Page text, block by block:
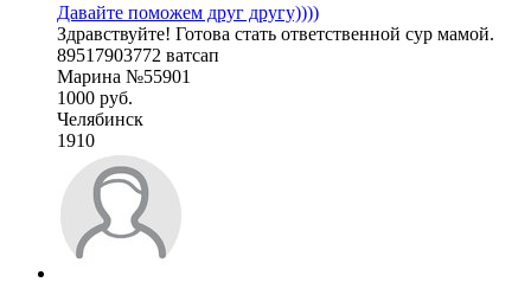
Давайте поможем друг другу))))
Здравствуйте! Готова стать ответственной сур мамой.
89517903772 ватсап
Марина №55901
1000 руб.
Челябинск
1910